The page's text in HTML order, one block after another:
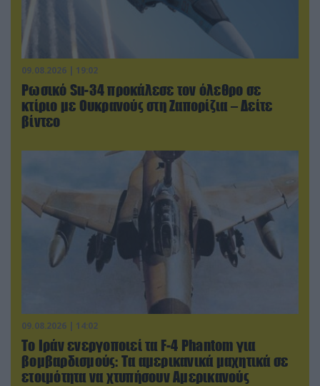
09.08.2026 | 19:02
Ρωσικό Su-34 προκάλεσε τον όλεθρο σε
κτίριο με Ουκρανούς στη Ζαπορίζια – Δείτε
βίντεο
09.08.2026 | 14:02
Το Ιράν ενεργοποιεί τα F-4 Phantom για
βομβαρδισμούς: Τα αμερικανικά μαχητικά σε
ετοιμότητα να χτυπήσουν Αμερικανούς